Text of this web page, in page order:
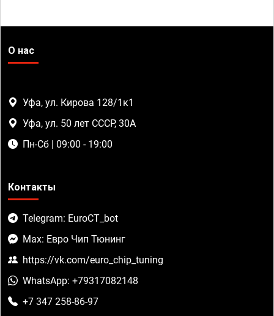
О нас
Уфа, ул. Кирова 128/1к1
Уфа, ул. 50 лет СССР, 30А
Пн-Сб | 09:00 - 19:00
Контакты
Telegram: EuroCT_bot
Max: Евро Чип Тюнинг
https://vk.com/euro_chip_tuning
WhatsApp: +79317082148
+7 347 258-86-97